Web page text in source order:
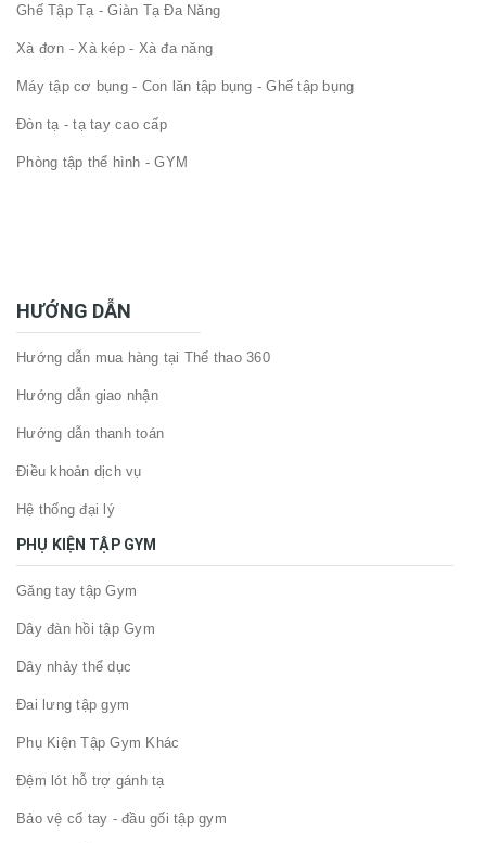
Ghế Tập Tạ - Giàn Tạ Đa Năng
Xà đơn - Xà kép - Xà đa năng
Máy tập cơ bụng - Con lăn tập bụng - Ghế tập bụng
Đòn tạ - tạ tay cao cấp
Phòng tập thể hình - GYM
HƯỚNG DẪN
Hướng dẫn mua hàng tại Thể thao 360
Hướng dẫn giao nhận
Hướng dẫn thanh toán
Điều khoản dịch vụ
Hệ thống đại lý
PHỤ KIỆN TẬP GYM
Găng tay tập Gym
Dây đàn hồi tập Gym
Dây nhảy thể dục
Đai lưng tập gym
Phụ Kiện Tập Gym Khác
Đệm lót hỗ trợ gánh tạ
Bảo vệ cổ tay - đầu gối tập gym